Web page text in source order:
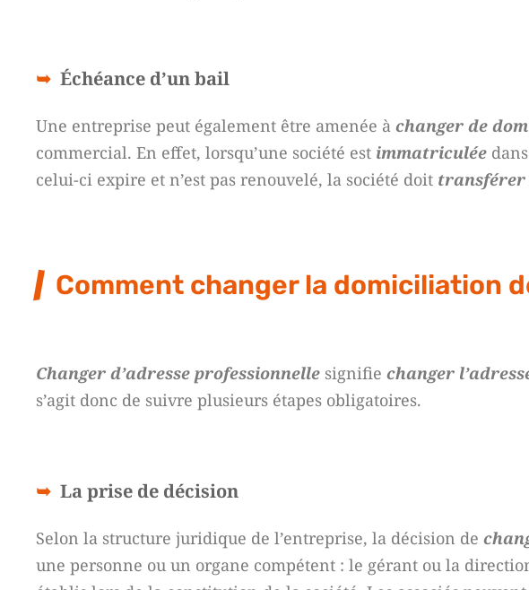
Échéance d’un bail
Une entreprise peut également être amenée à changer de
commercial. En effet, lorsqu’une société est immatriculée
celui-ci expire et n’est pas renouvelé, la société doit transférer
Comment changer la domiciliation
Changer d’adresse professionnelle signifie changer
s’agit donc de suivre plusieurs étapes obligatoires.
La prise de décision
Selon la structure juridique de l’entreprise, la décision de
une personne ou un organe compétent : le gérant ou la